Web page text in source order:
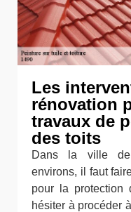
Les
rénovation
travaux de
des toits
Dans la ville de
environs, il faut
pour la protection
hésiter à procéder